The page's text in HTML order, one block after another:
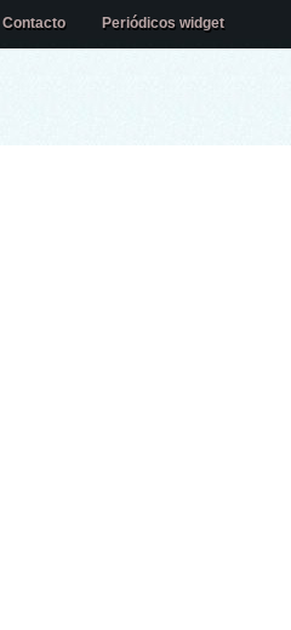
Contacto Periódicos widget